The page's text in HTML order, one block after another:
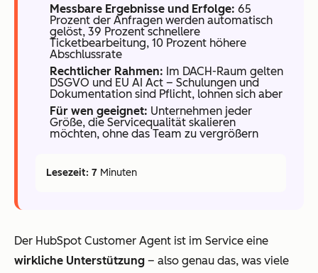
Messbare Ergebnisse und Erfolge: 65
Prozent der Anfragen werden automatisch
gelöst, 39 Prozent schnellere
Ticketbearbeitung, 10 Prozent höhere
Abschlussrate
Rechtlicher Rahmen: Im DACH-Raum gelten
DSGVO und EU AI Act – Schulungen und
Dokumentation sind Pflicht, lohnen sich aber
Für wen geeignet: Unternehmen jeder
Größe, die Servicequalität skalieren
möchten, ohne das Team zu vergrößern
Lesezeit: 7 Minuten
Der HubSpot Customer Agent ist im Service eine
wirkliche Unterstützung – also genau das, was viele